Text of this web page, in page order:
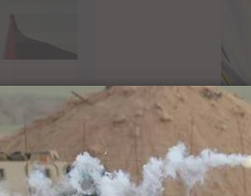
في سبتمبر كانت في
مختلفة لتناسب
للجدل لبسط